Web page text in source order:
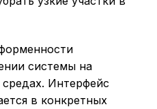
системы на
Интерфейс
в конкретных